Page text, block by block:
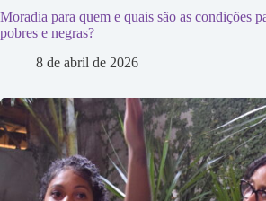
Moradia para quem e quais são as condições
pobres e negras?
8 de abril de 2026